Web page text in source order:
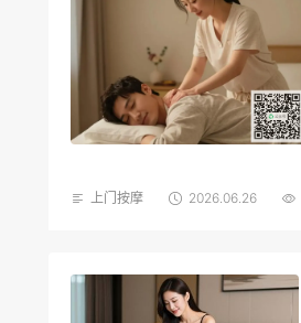
上门按摩 2026.06.26